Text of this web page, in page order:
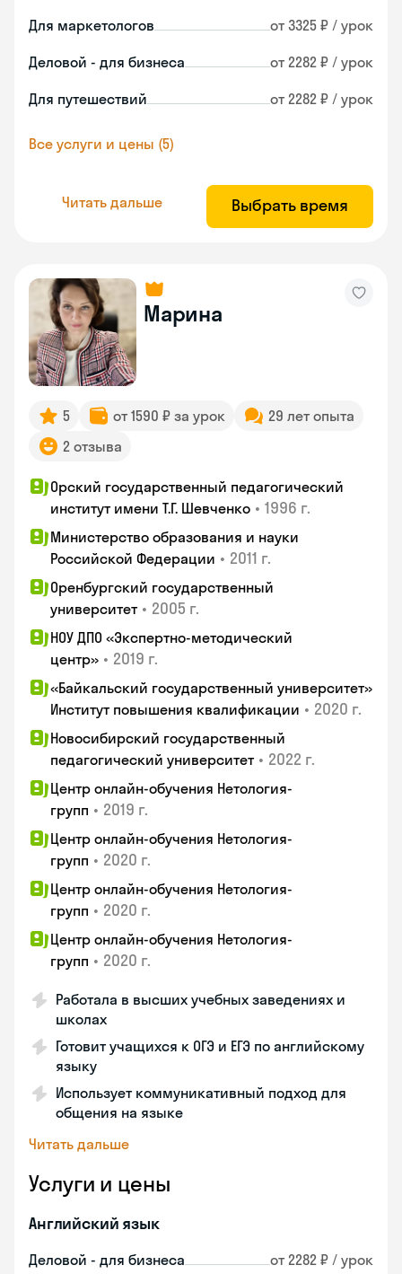
Для маркетологов от 3325 ₽ / урок
Деловой - для бизнеса от 2282 ₽ / урок
Для путешествий от 2282 ₽ / урок
Все услуги и цены (5)
Читать дальше Выбрать время
Марина
5 от 1590 ₽ за урок
29 лет опыта
2 отзыва
Орский государственный педагогический
институт имени Т.Г. Шевченко • 1996 г.
Министерство образования и науки
Российской Федерации • 2011 г.
Оренбургский государственный
университет • 2005 г.
НОУ ДПО «Экспертно-методический
центр» • 2019 г.
«Байкальский государственный университет»
Институт повышения квалификации • 2020 г.
Новосибирский государственный
педагогический университет • 2022 г.
Центр онлайн-обучения Нетология-
групп • 2019 г.
Центр онлайн-обучения Нетология-
групп • 2020 г.
Центр онлайн-обучения Нетология-
групп • 2020 г.
Центр онлайн-обучения Нетология-
групп • 2020 г.
Работала в высших учебных заведениях и
школах
Готовит учащихся к ОГЭ и ЕГЭ по английскому
языку
Использует коммуникативный подход для
общения на языке
Читать дальше
Услуги и цены
Английский язык
Деловой - для бизнеса от 2282 ₽ / урок